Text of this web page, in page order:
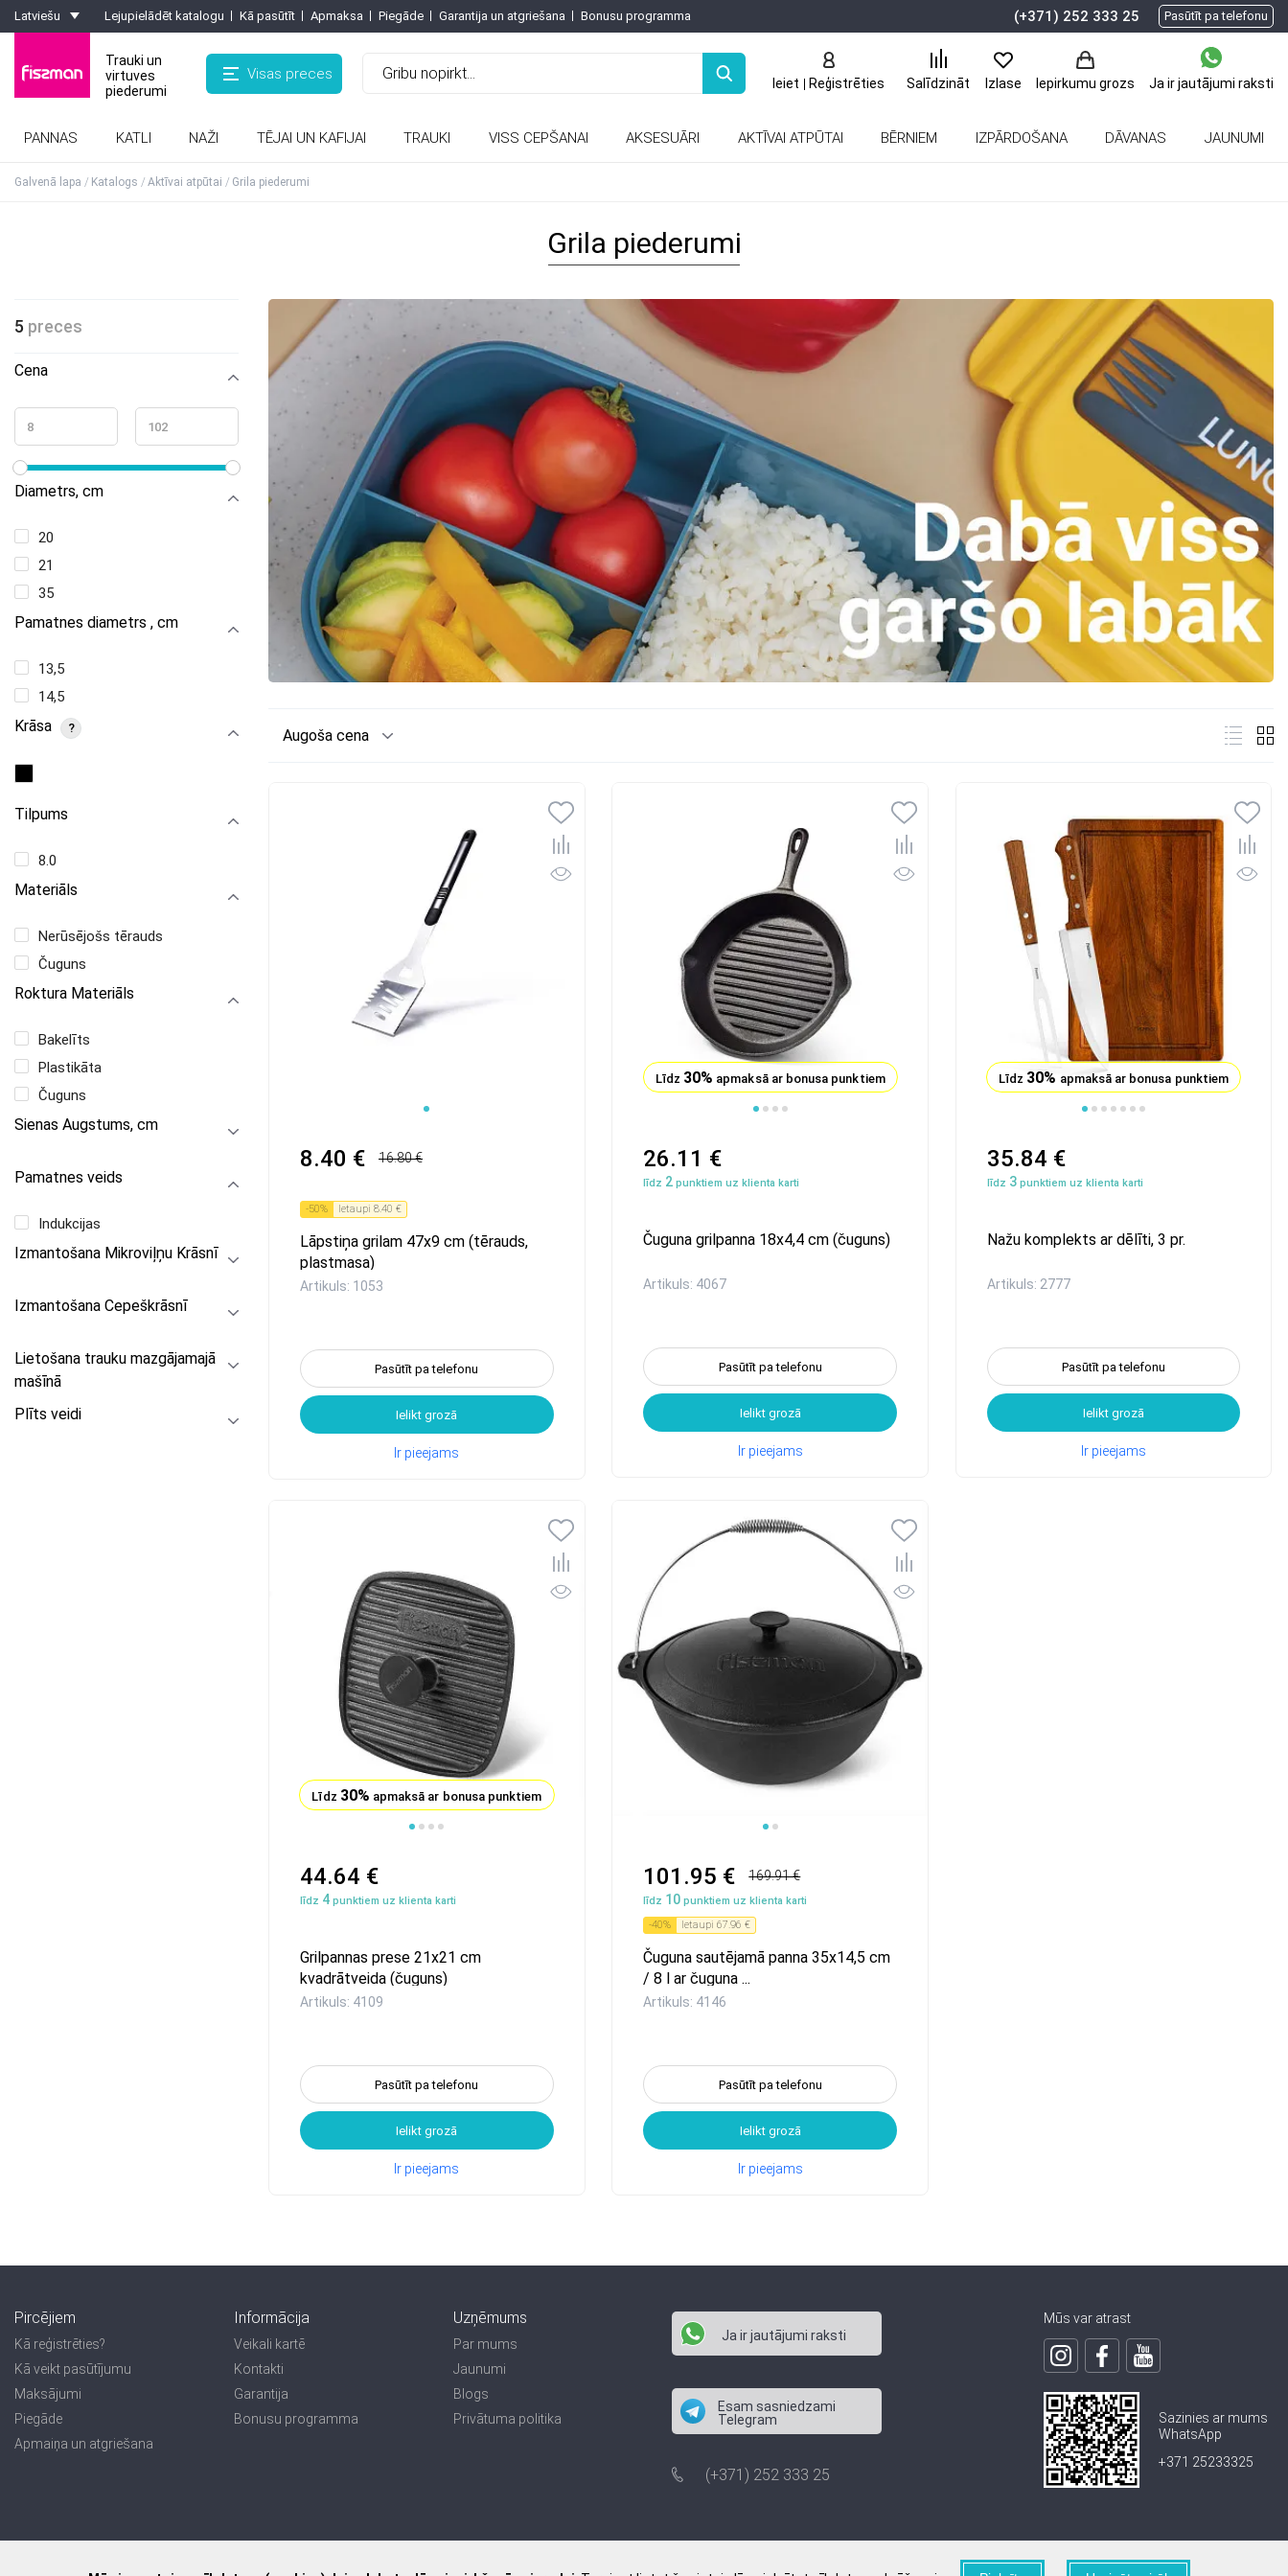
Latviešu Lejupielādēt katalogu Kā pasūtīt Apmaksa Piegāde Garantija un atgriešana Bonusu programma (+371) 252 333 25 Pasūtīt pa telefonu
Trauki un
virtuves
piederumi
Visas preces
Ieiet Reģistrēties Salīdzināt Izlase Iepirkumu grozs Ja ir jautājumi raksti
PANNAS KATLI NAŽI TĒJAI UN KAFIJAI TRAUKI VISS CEPŠANAI AKSESUĀRI AKTĪVAI ATPŪTAI BĒRNIEM IZPĀRDOŠANA DĀVANAS JAUNUMI
Galvenā lapa Katalogs Aktīvai atpūtai Grila piederumi
Grila piederumi
5 preces
Cena
Diametrs, сm
20
21
35
Pamatnes diametrs , cm
13,5
14,5
Krāsa ?
Tilpums
8.0
Materiāls
Nerūsējošs tērauds
Čuguns
Roktura Materiāls
Bakelīts
Plastikāta
Čuguns
Sienas Augstums, cm
Pamatnes veids
Indukcijas
Izmantošana Mikroviļņu Krāsnī
Izmantošana Cepeškrāsnī
Lietošana trauku mazgājamajā
mašīnā
Plīts veidi
Augoša cena
8.40 € 16.80 €
-50% Ietaupi 8.40 €
Lāpstiņa grilam 47x9 cm (tērauds,
plastmasa)
Artikuls: 1053
Pasūtīt pa telefonu
Ielikt grozā
Ir pieejams
Līdz 30% apmaksā ar bonusa punktiem
26.11 €
līdz 2 punktiem uz klienta karti
Čuguna grilpanna 18x4,4 cm (čuguns)
Artikuls: 4067
Pasūtīt pa telefonu
Ielikt grozā
Ir pieejams
Līdz 30% apmaksā ar bonusa punktiem
35.84 €
līdz 3punktiem uz klienta karti
Nažu komplekts ar dēlīti, 3 pr.
Artikuls: 2777
Pasūtīt pa telefonu
Ielikt grozā
Ir pieejams
Līdz 30% apmaksā ar bonusa punktiem
44.64 €
līdz 4 punktiem uz klienta karti
Grilpannas prese 21x21 cm
kvadrātveida (čuguns)
Artikuls: 4109
Pasūtīt pa telefonu
Ielikt grozā
Ir pieejams
101.95 € 169.91 €
līdz 10 punktiem uz klienta karti
-40% Ietaupi67.96 €
Čuguna sautējamā panna 35x14,5 cm
/ 8 l ar čuguna ...
Artikuls: 4146
Pasūtīt pa telefonu
Ielikt grozā
Ir pieejams
Pircējiem
Kā reģistrēties?
Kā veikt pasūtījumu
Maksājumi
Piegāde
Apmaiņa un atgriešana
Informācija
Veikali kartē
Kontakti
Garantija
Bonusu programma
Uzņēmums
Par mums
Jaunumi
Blogs
Privātuma politika
Ja ir jautājumi raksti
Esam sasniedzami
Telegram
(+371) 252 333 25
Mūs var atrast
Sazinies ar mums
WhatsApp
+371 25233325